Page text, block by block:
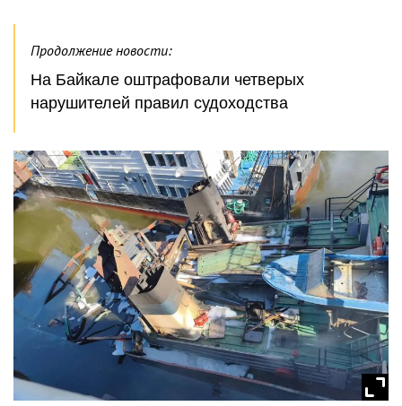
Продолжение новости:
На Байкале оштрафовали четверых
нарушителей правил судоходства